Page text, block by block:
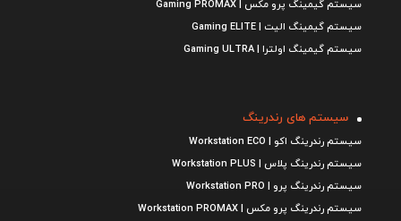
سیستم گیمینگ پرو مکس | Gaming PROMAX
سیستم گیمینگ الیت | Gaming ELITE
سیستم گیمینگ اولترا | Gaming ULTRA
سیستم های رندرینگ
سیستم رندرینگ اکو | Workstation ECO
سیستم رندرینگ پلاس | Workstation PLUS
سیستم رندرینگ پرو | Workstation PRO
سیستم رندرینگ پرو مکس | Workstation PROMAX